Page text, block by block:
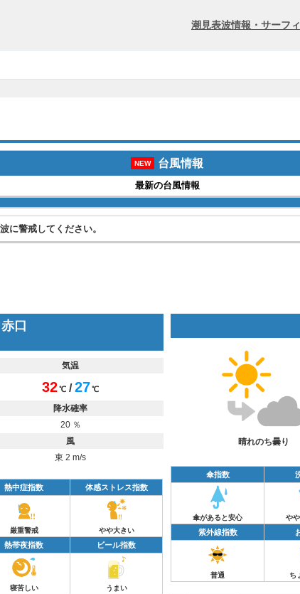
潮見表波情報・サーフ
NEW 台風情報
最新の台風情報
に警戒してください。
口
気温
32℃ /27℃
降水確率
20 ％
風
東 2 m/s
熱中症指数 体感ストレス指数
厳重警戒 やや大きい
熱帯夜指数 ビール指数
寝苦しい うまい
晴れのち曇り
傘指数
傘があると安心 や
紫外線指数
普通 ち